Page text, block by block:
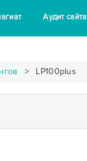
Аудит сайта
LP100plus